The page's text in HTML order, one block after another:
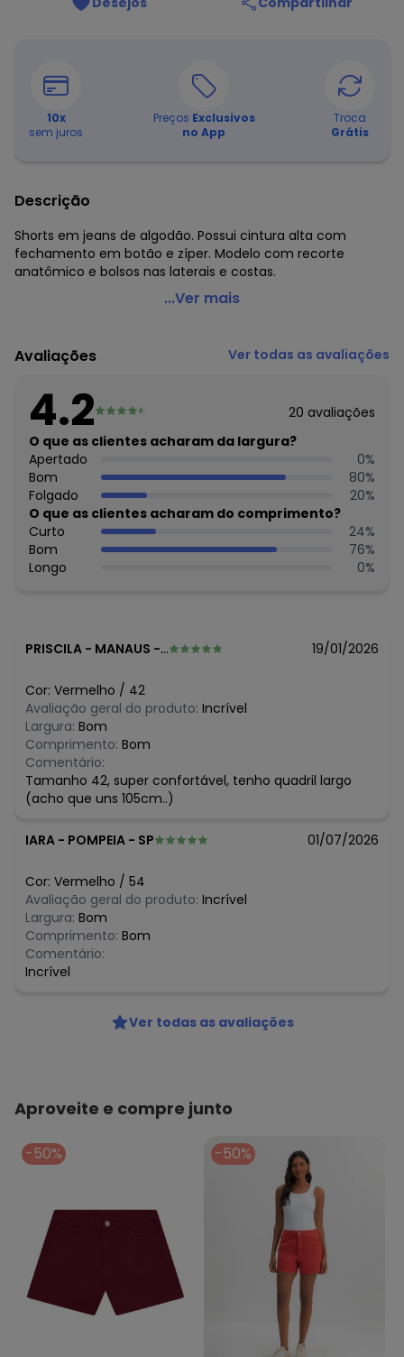
10x
sem juros
Preços Exclusivos
no App
Troca
Grátis
Descrição
Shorts em jeans de algodão. Possui cintura alta com
fechamento em botão e zíper. Modelo com recorte
anatômico e bolsos nas laterais e costas.
Quintess - Shorts Vermelho com Bolsos
Modelagem: Justo
Comprimento: Curto
Cintura: Alta
Complemento: Bolso frontal; bolso multimídia; bolsos;
bolsos costas
Fechamento: Botão
Tecido: Sarja
Composição: Conforme imagem etiqueta
Histórico de preços
O preço apresentado abaixo é o menor oferecido em
algum dia do mês, para o menor tamanho disponível.
maio/2026 N/D*
março/2026
fevereiro/2026
...Ver mais
Avaliações Ver todas as avaliações
4.2 20 avaliações
O que as clientes acharam da largura?
Apertado
0%
Bom
80%
Folgado
20%
O que as clientes acharam do comprimento?
Curto
24%
Bom
76%
Longo
0%
PRISCILA - MANAUS - AM 19/01/2026
Cor: Vermelho / 42
Avaliação geral do produto: Incrível
Largura: Bom
Comprimento: Bom
Comentário:
Tamanho 42, super confortável, tenho quadril largo
(acho que uns 105cm..)
IARA - POMPEIA - SP 01/07/2026
Cor: Vermelho / 54
Avaliação geral do produto: Incrível
Largura: Bom
Comprimento: Bom
Comentário:
Incrível
Ver todas as avaliações
Aproveite e compre junto
-50% -50%